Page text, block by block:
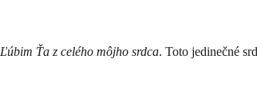
Ľúbim Ťa z celého môjho srdca. Toto jedinečné